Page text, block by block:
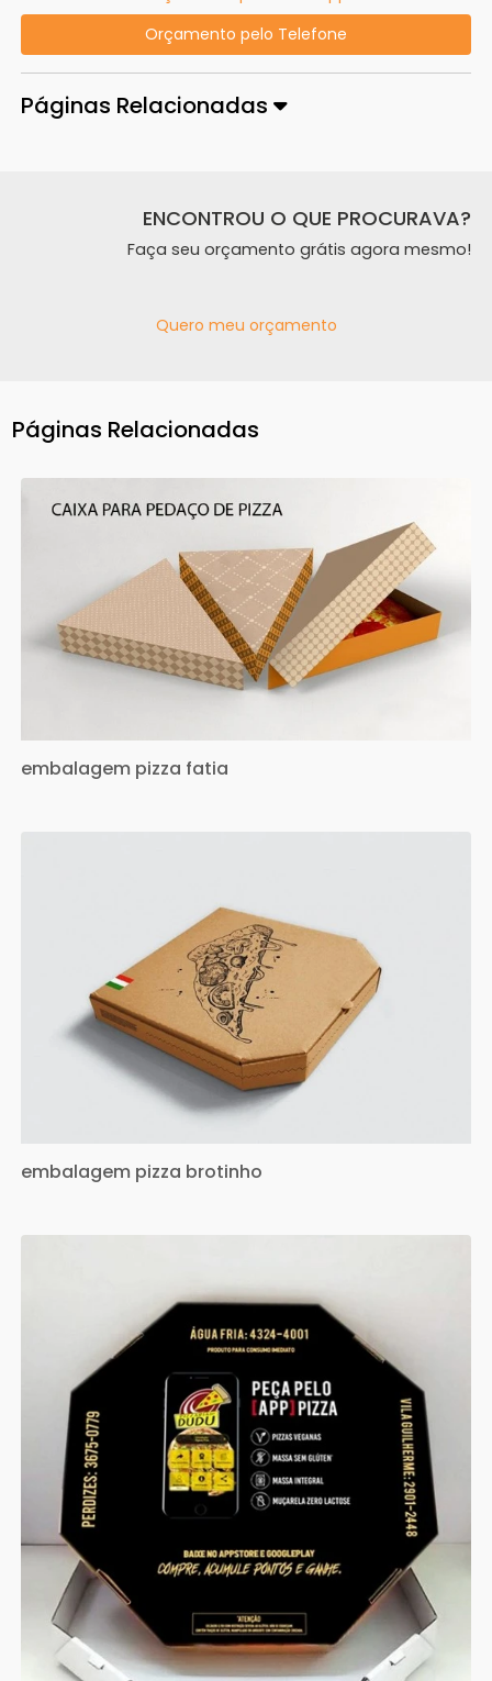
Orçamento pelo Telefone
Páginas Relacionadas
ENCONTROU O QUE PROCURAVA?
Faça seu orçamento grátis agora mesmo!
Quero meu orçamento
Páginas Relacionadas
embalagem pizza fatia
embalagem pizza brotinho